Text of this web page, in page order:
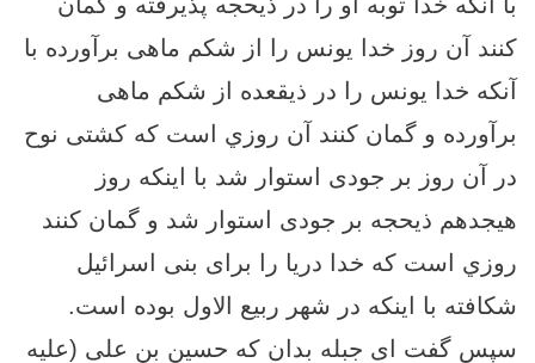
كنند آن روز خدا يونس را از شكم ماهى برآورده با
آنكه خدا يونس را در ذیقعده از شكم ماهى
برآورده و گمان كنند آن روزي است كه كشتى نوح
در آن روز بر جودى استوار شد با اينكه روز
هيجدهم ذيحجه بر جودى استوار شد و گمان كنند
روزي است كه خدا دريا را براى بنى اسرائيل
شكافته با اينكه در شهر ربيع الاول بوده است.
سپس گفت اى جبله بدان كه حسين بن على (علیه